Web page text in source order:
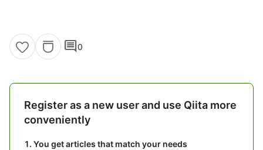
comment0
Register as a new user and use Qiita more
conveniently
You get articles that match your needs